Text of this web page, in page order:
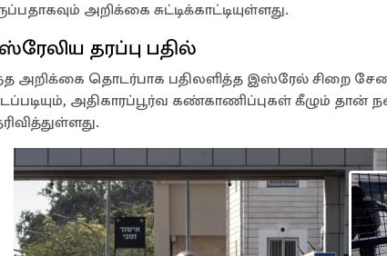
அறிக்கை சுட்டிக்காட்டியுள்ளது.
தரப்பு பதில்
அறிக்கை தொடர்பாக பதிலளித்த இஸ்ரேல் சிறை
அதிகாரப்பூர்வ கண்காணிப்புகள் கீழும் தான்